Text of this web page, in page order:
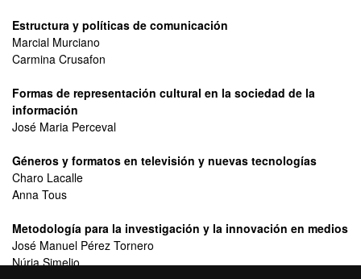
Estructura y políticas de comunicación
Marcial Murciano
Carmina Crusafon
Formas de representación cultural en la sociedad de la
información
José Maria Perceval
Géneros y formatos en televisión y nuevas tecnologías
Charo Lacalle
Anna Tous
Metodología para la investigación y la innovación en medios
José Manuel Pérez Tornero
Núria Simelio